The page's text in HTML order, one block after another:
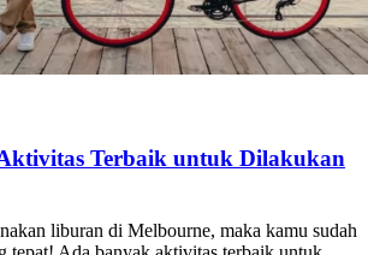
Terbaik untuk Dilakukan
liburan di Melbourne, maka kamu sudah